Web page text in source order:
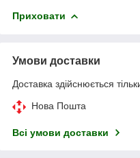
Приховати
Умови доставки
Доставка здійснюється
Нова Пошта
Всі умови доставки